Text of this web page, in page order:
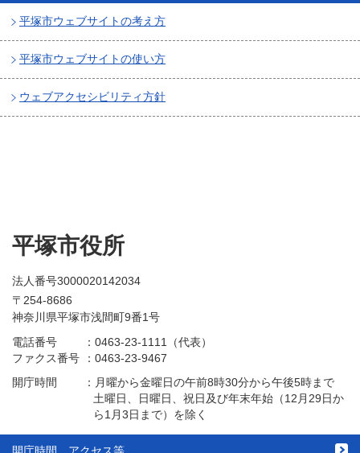
平塚市ウェブサイトの考え方
平塚市ウェブサイトの使い方
ウェブアクセシビリティ方針
平塚市役所
法人番号3000020142034
〒254-8686
神奈川県平塚市浅間町9番1号
電話番号
：0463-23-1111（代表）
ファクス番号
：0463-23-9467
開庁時間
： 月曜から金曜日の午前8時30分から午後5時まで
土曜日、日曜日、祝日及び年末年始（12月29日か
ら1月3日まで）を除く
開庁時間、アクセス等